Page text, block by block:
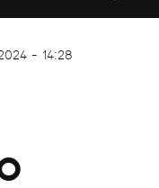
- 14:28